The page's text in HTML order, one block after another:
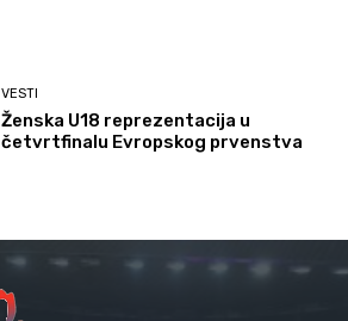
VESTI
Ženska U18 reprezentacija u
četvrtfinalu Evropskog prvenstva